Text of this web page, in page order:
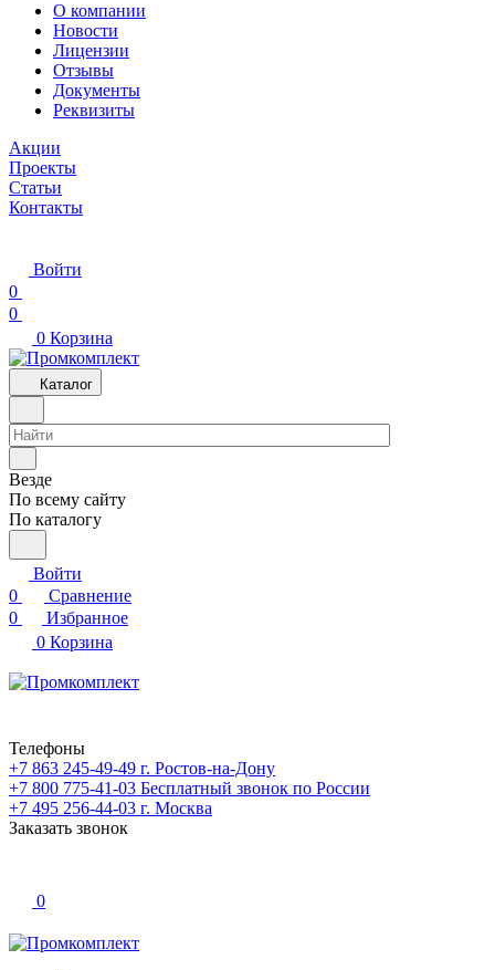
О компании
Новости
Лицензии
Отзывы
Документы
Реквизиты
Акции
Проекты
Статьи
Контакты
Войти
0
0
0 Корзина
Каталог
Везде
По всему сайту
По каталогу
Войти
0
Сравнение
0
Избранное
0 Корзина
Телефоны
+7 863 245-49-49 г. Ростов-на-Дону
+7 800 775-41-03 Бесплатный звонок по России
+7 495 256-44-03 г. Москва
Заказать звонок
0